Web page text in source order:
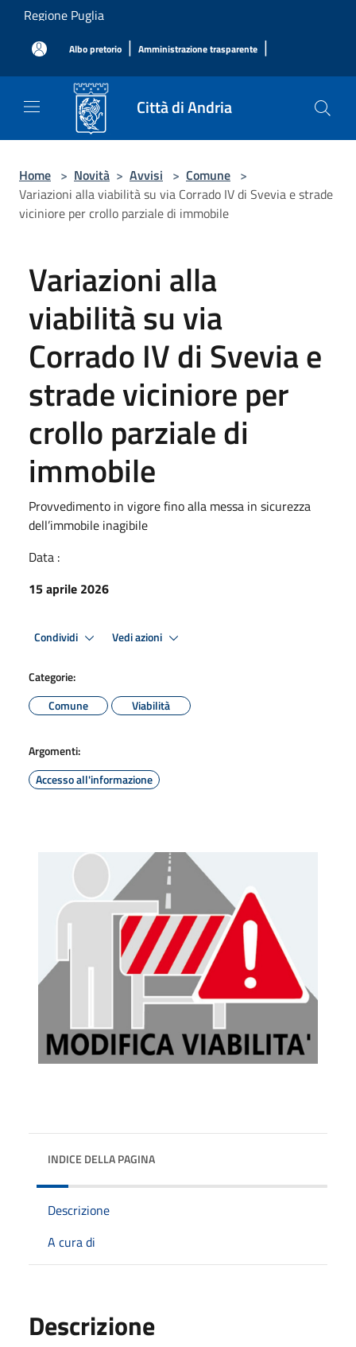
Salta al contenuto principale
Regione Puglia
Albo pretorio | Amministrazione trasparente |
Città di Andria
Home > Novità > Avvisi > Comune >
Variazioni alla viabilità su via Corrado IV di Svevia e strade
viciniore per crollo parziale di immobile
Variazioni alla
viabilità su via
Corrado IV di Svevia e
strade viciniore per
crollo parziale di
immobile
Provvedimento in vigore fino alla messa in sicurezza
dell’immobile inagibile
Data :
15 aprile 2026
Condividi Vedi azioni
Categorie:
Comune
Viabilità
Argomenti:
Accesso all'informazione
INDICE DELLA PAGINA
Descrizione
A cura di
Descrizione